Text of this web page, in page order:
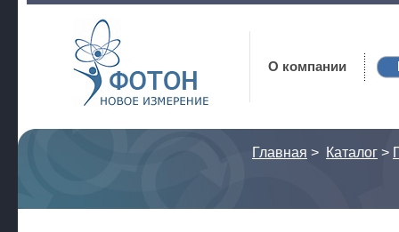
Фотон
О компании
Главная > Каталог >